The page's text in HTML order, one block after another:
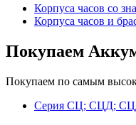
Корпуса часов cо
Корпуса часов и
Покупаем
Покупаем по самым
Серия СЦ; СЦД;